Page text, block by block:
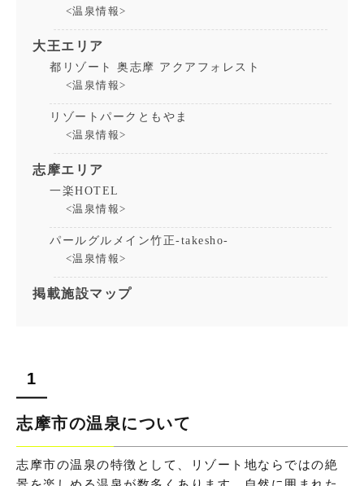
<温泉情報>
大王エリア
都リゾート 奥志摩 アクアフォレスト
<温泉情報>
リゾートパークともやま
<温泉情報>
志摩エリア
一楽HOTEL
<温泉情報>
パールグルメイン竹正-takesho-
<温泉情報>
掲載施設マップ
志摩市の温泉について
志摩市の温泉の特徴として、リゾート地ならではの絶